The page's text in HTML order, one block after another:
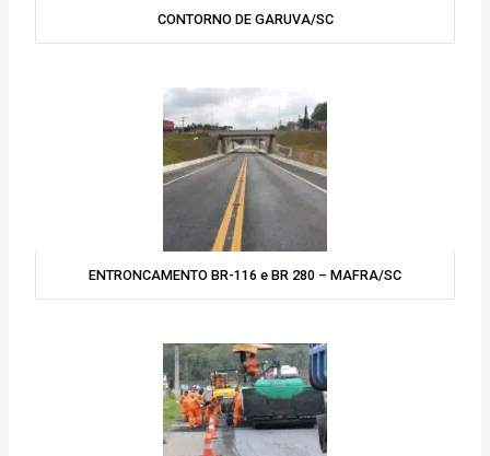
CONTORNO DE GARUVA/SC
ENTRONCAMENTO BR-116 e BR 280 – MAFRA/SC